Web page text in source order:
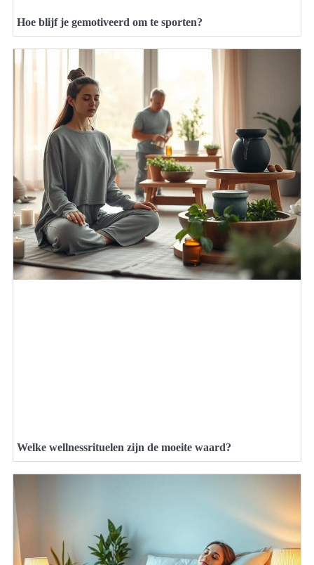
Hoe blijf je gemotiveerd om te sporten?
Welke wellnessrituelen zijn de moeite waard?